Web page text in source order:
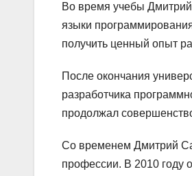
Во время учебы Дмитрий
языки
получить ценный опыт
После окончания
разработчика
продолжал
Со временем Дмитрий
профессии. В 2010 году